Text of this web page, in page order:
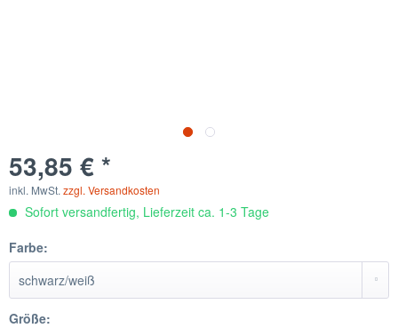
53,85 € *
inkl. MwSt. zzgl. Versandkosten
Sofort versandfertig, Lieferzeit ca. 1-3 Tage
Farbe:
Größe: